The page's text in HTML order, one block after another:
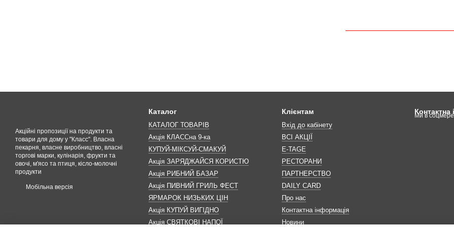
Акційні пропозиції на продукти та
товари для дому у "Класс". Власна
пекарня, власне виробництво, власні
торгові марки, кулінарія, фрукти та
овочі, м'ясо та птиця, кісло-молочні
продукти
Мобільна версія
Каталог
КАТАЛОГ ТОВАРІВ
Акція КЛАССна 9-ка
КУПУЙ-МІКСУЙ-СМАКУЙ
Акція ЗАРЯДЖАЙСЯ КОРИСТЮ
Акція РИБНИЙ БАЗАР
Акція ПИВНИЙ ГРИЛЬ ФЕСТ
ЯРМАРОК НИЗЬКИХ ЦІН
Акція КУПУЙ ВИГІДНО
Акція СВЯТКОВІ НАПОЇ
Клієнтам
Вхід до кабінету
ВСІ АКЦІЇ
E-TAGE
РЕСТОРАНИ
ПАРТНЕРСТВО
DAILY CARD
Про нас
Контактна інформація
Новини
Контактна
Ми в